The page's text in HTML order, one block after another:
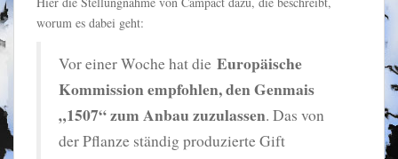
worum es dabei geht:
Vor einer Woche hat die Europäische
Kommission empfohlen, den Genmais
„1507“ zum Anbau zuzulassen. Das von
der Pflanze ständig produzierte Gift